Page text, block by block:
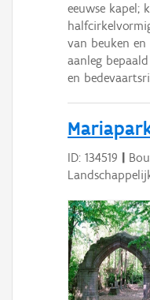
eeuwse kapel;
van beuken en
aanleg
en
ID: 134519 |